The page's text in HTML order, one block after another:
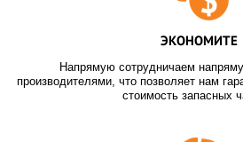
ЭКОНОМИТЕ
Напрямую сотрудничаем
производителями, что позволяет нам
стоимость запасных